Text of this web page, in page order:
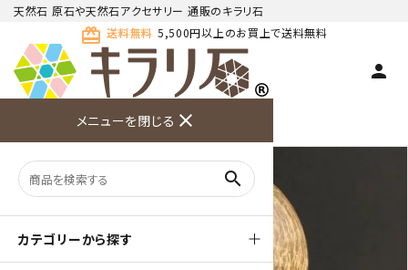
天然石 原石や天然石アクセサリー 通販のキラリ石
card_giftcard 送料無料 5,500円以上のお買上で送料無料
person
わせ ド
メニューを閉じる close
search
カテゴリーから探す
天然石 原石 その他 天然石